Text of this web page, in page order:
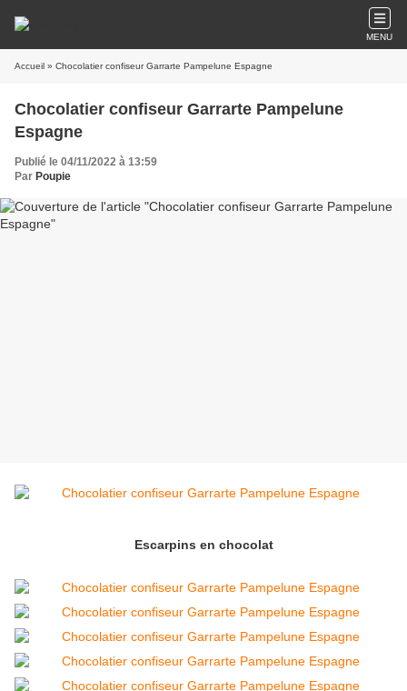
MENU
Accueil » Chocolatier confiseur Garrarte Pampelune Espagne
Chocolatier confiseur Garrarte Pampelune
Espagne
Publié le 04/11/2022 à 13:59
Par Poupie
Escarpins en chocolat